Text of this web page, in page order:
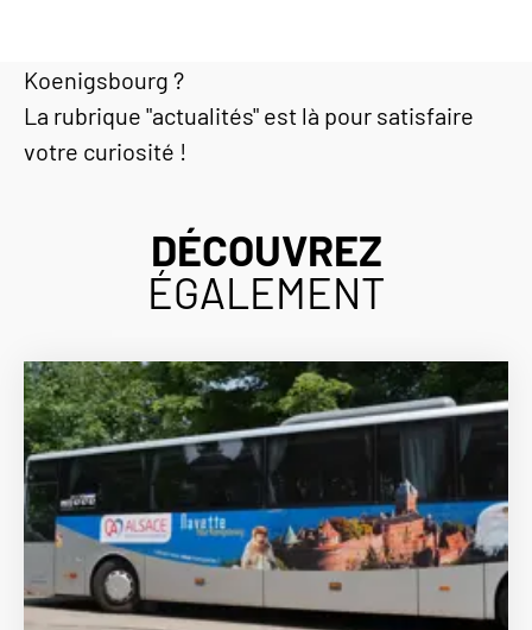
Koenigsbourg ?
La rubrique "actualités" est là pour satisfaire
votre curiosité !
DÉCOUVREZ
ÉGALEMENT